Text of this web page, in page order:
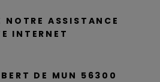
NOTRE ASSISTANCE
INTERNET
DE MUN 56300